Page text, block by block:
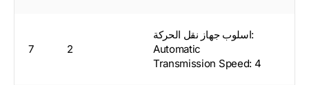
7 2
اسلوب جهاز نقل الحركة:
Automatic
Transmission Speed: 4